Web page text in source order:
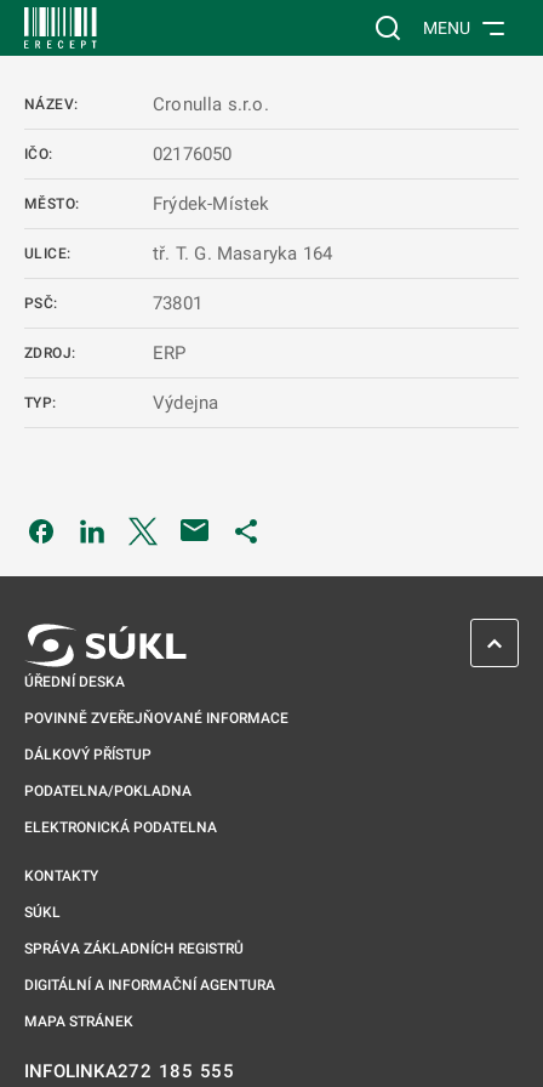
Vyhledávání na
MENU
NÁZEV: Cronulla s.r.o.
IČO: 02176050
MĚSTO: Frýdek-Místek
ULICE: tř. T. G. Masaryka 164
PSČ: 73801
ZDROJ: ERP
TYP: Výdejna
Odkaz se otevře na nové kartě
Odkaz se otevře na nové kartě
Odkaz se otevře na nové kartě
ÚŘEDNÍ DESKA
POVINNĚ ZVEŘEJŇOVANÉ INFORMACE
DÁLKOVÝ PŘÍSTUP
PODATELNA/POKLADNA
ELEKTRONICKÁ PODATELNA
KONTAKTY
SÚKL
SPRÁVA ZÁKLADNÍCH REGISTRŮ
DIGITÁLNÍ A INFORMAČNÍ AGENTURA
MAPA STRÁNEK
INFOLINKA272 185 555
ZPĚT